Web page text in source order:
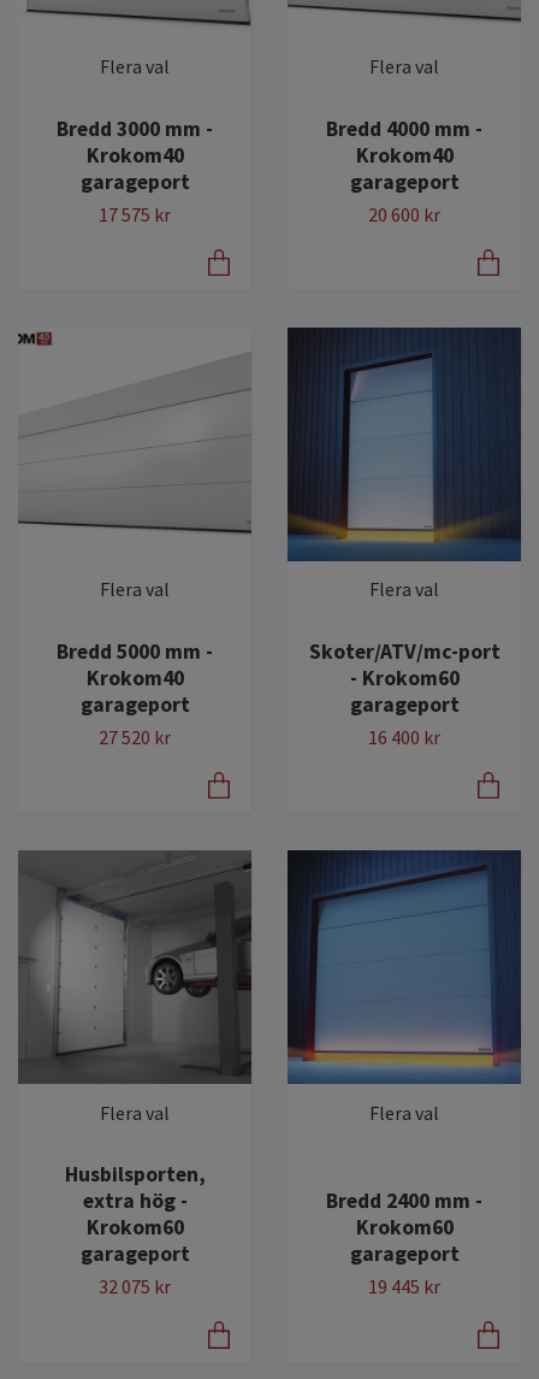
Flera val
Bredd 3000 mm -
Krokom40
garageport
17 575 kr
Flera val
Bredd 4000 mm -
Krokom40
garageport
20 600 kr
Flera val
Bredd 5000 mm -
Krokom40
garageport
27 520 kr
Flera val
Skoter/ATV/mc-port
- Krokom60
garageport
16 400 kr
Flera val
Husbilsporten,
extra hög -
Krokom60
garageport
32 075 kr
Flera val
Bredd 2400 mm -
Krokom60
garageport
19 445 kr